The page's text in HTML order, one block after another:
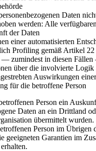
Daten
werden: Alle
der Daten
einer automatisierten
Profiling gemäß Artikel
zumindest in diesen Fällen
über die involvierte Logik
Auswirkungen
für die betroffene Person
Person ein
Daten an ein Drittland
übermittelt
Person im Übrigen
geeigneten Garantien im